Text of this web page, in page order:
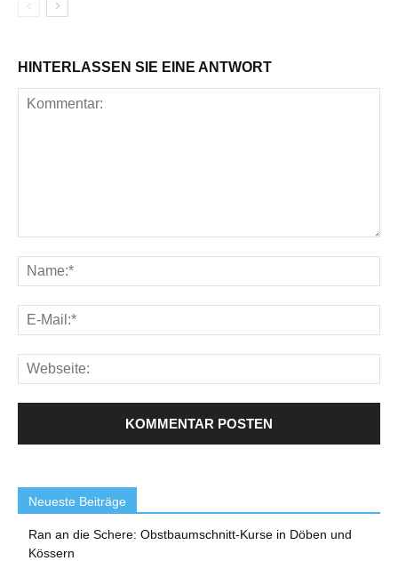
HINTERLASSEN SIE EINE ANTWORT
Neueste Beiträge
Ran an die Schere: Obstbaumschnitt-Kurse in Döben und
Kössern